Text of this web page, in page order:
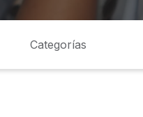
Categorías